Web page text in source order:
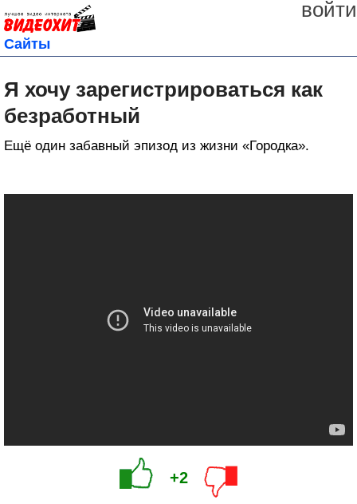
войти
Сайты
Я хочу зарегистрироваться как
безработный
Ещё один забавный эпизод из жизни «Городка».
+2